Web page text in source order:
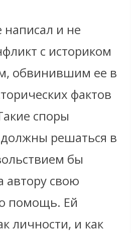
и не
с историком
обвинившим ее в
фактов
споры
должны решаться в
бы
автору свою
помощь. Ей
личности, и как